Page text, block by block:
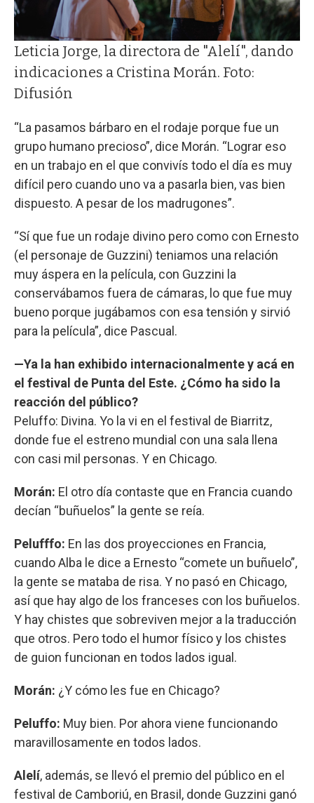
Leticia Jorge, la directora de "Alelí", dando
indicaciones a Cristina Morán. Foto:
Difusión
“La pasamos bárbaro en el rodaje porque fue un
grupo humano precioso”, dice Morán. “Lograr eso
en un trabajo en el que convivís todo el día es muy
difícil pero cuando uno va a pasarla bien, vas bien
dispuesto. A pesar de los madrugones”.
“Sí que fue un rodaje divino pero como con Ernesto
(el personaje de Guzzini) teniamos una relación
muy áspera en la película, con Guzzini la
conservábamos fuera de cámaras, lo que fue muy
bueno porque jugábamos con esa tensión y sirvió
para la película”, dice Pascual.
—Ya la han exhibido internacionalmente y acá en
el festival de Punta del Este. ¿Cómo ha sido la
reacción del público?
Peluffo: Divina. Yo la vi en el festival de Biarritz,
donde fue el estreno mundial con una sala llena
con casi mil personas. Y en Chicago.
Morán: El otro día contaste que en Francia cuando
decían “buñuelos” la gente se reía.
Pelufffo: En las dos proyecciones en Francia,
cuando Alba le dice a Ernesto “comete un buñuelo”,
la gente se mataba de risa. Y no pasó en Chicago,
así que hay algo de los franceses con los buñuelos.
Y hay chistes que sobreviven mejor a la traducción
que otros. Pero todo el humor físico y los chistes
de guion funcionan en todos lados igual.
Morán: ¿Y cómo les fue en Chicago?
Peluffo: Muy bien. Por ahora viene funcionando
maravillosamente en todos lados.
Alelí, además, se llevó el premio del público en el
festival de Camboriú, en Brasil, donde Guzzini ganó